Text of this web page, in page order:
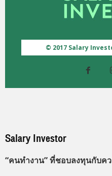
© 2017 Salary
Salary Investor
“คนทำงาน” ที่ชอบลงทุนกับค